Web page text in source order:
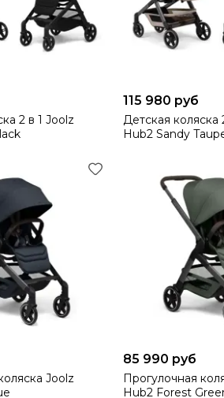
2 в 1 Joolz
115 980 руб
Детская коляска
Hub2 Sandy
Joolz
85 990 руб
Прогулочная
Hub2 Forest